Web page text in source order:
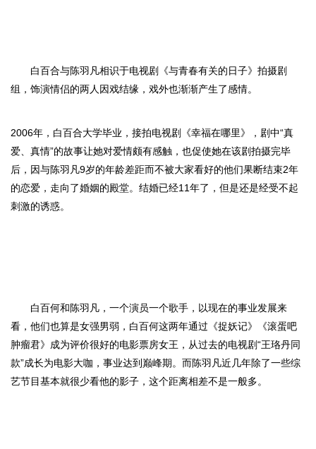
白百合与陈羽凡相识于电视剧 《与青春有关的日子》 拍摄剧
组，饰演情侣的两人因戏结缘，戏外也渐渐产生了感情。
2006年， 白百合大学毕业，接拍电视剧 《幸福在哪里》 ，剧中“真
爱、真情”的故事让她对爱情颇有感触，也促使她在该剧拍摄完毕
后，因与陈羽凡9岁的年龄差距而不被大家看好的他们果断结束2年
的恋爱，走向了婚姻的殿堂。 结婚已经11年了，但是还是经受不起
刺激的诱惑。
白百何和陈羽凡，一个演员一个歌手，以现在的事业发展来
看，他们也算是女强男弱，白百何这两年通过《捉妖记》《滚蛋吧
肿瘤君》成为评价很好的电影票房女王，从过去的电视剧“王珞丹同
款”成长为电影大咖，事业达到巅峰期。 而陈羽凡近几年除了一些综
艺节目基本就很少看他的影子，这个距离相差不是一般多。